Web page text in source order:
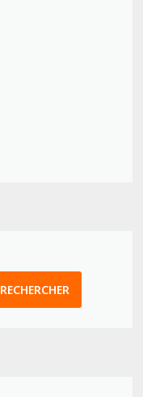
RECHERCHER